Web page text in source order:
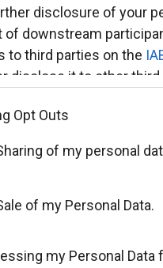
disclosure of your
of downstream
to third parties on the
disclose it to other third
app uses one or more
to grant or deny
for below specified
Opt Outs
of my personal
of my Personal Data.
my Personal Data